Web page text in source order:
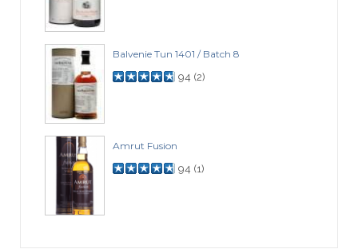
Balvenie Tun 1401 / Batch 8
94 (2)
Amrut Fusion
94 (1)